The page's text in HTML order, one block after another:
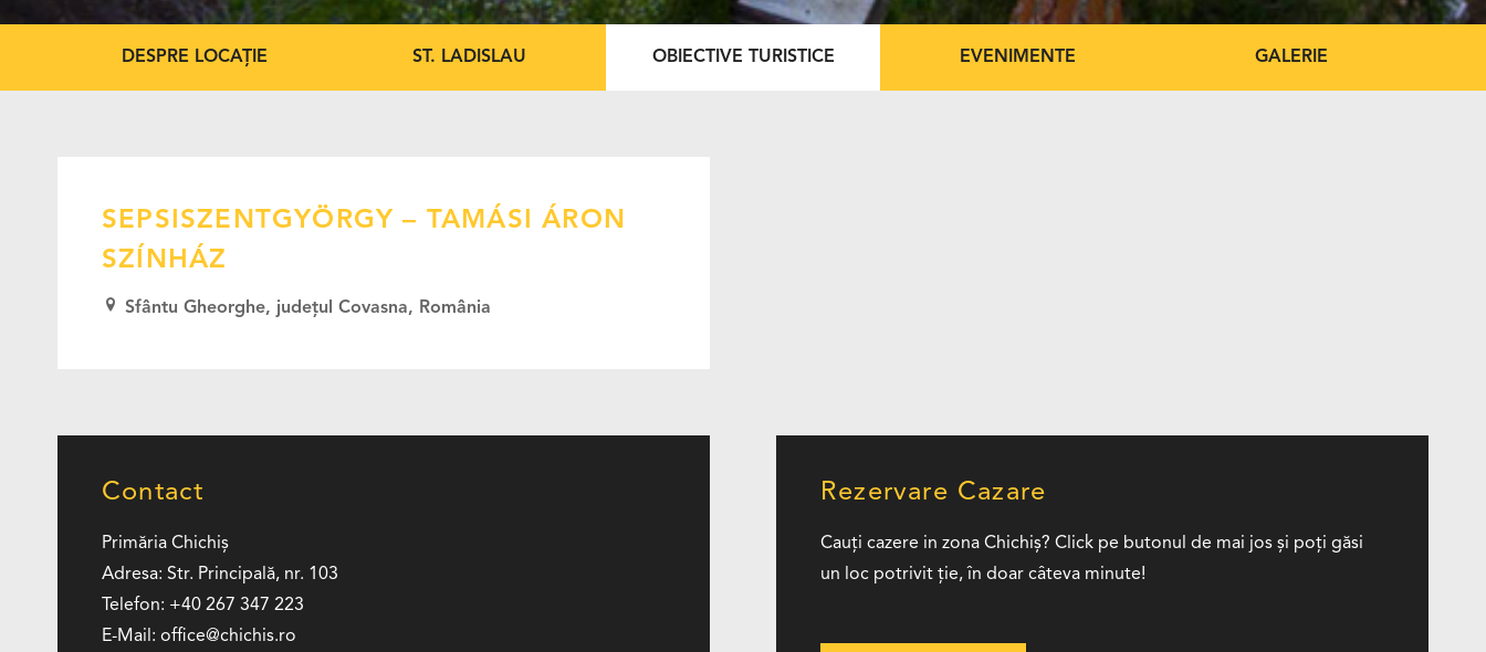
DESPRE LOCAȚIE ST. LADISLAU OBIECTIVE TURISTICE EVENIMENTE GALERIE
SEPSISZENTGYÖRGY – TAMÁSI ÁRON
SZÍNHÁZ
Sfântu Gheorghe, județul Covasna, România
Contact
Primăria Chichiş
Adresa: Str. Principală, nr. 103
Telefon: +40 267 347 223
E-Mail: office
chichis.ro
Rezervare Cazare
Cauți cazere in zona Chichiş? Click pe butonul de mai jos și poți găsi
un loc potrivit ție, în doar câteva minute!